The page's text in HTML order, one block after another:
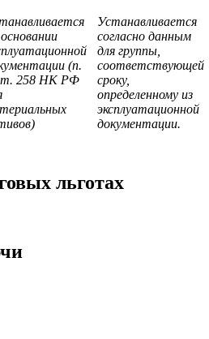
(п.
258 НК РФ
Устанавливается
согласно данным
для группы,
соответствующей
сроку,
определенному из
эксплуатационной
документации.
льготах